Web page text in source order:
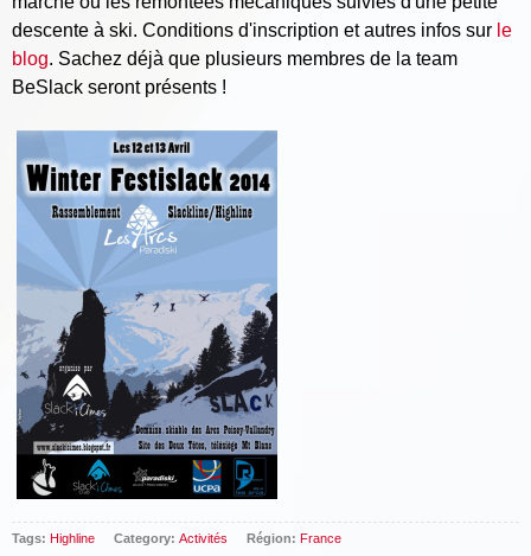
descente à ski. Conditions d'inscription et autres infos sur le
blog. Sachez déjà que plusieurs membres de la team
BeSlack seront présents !
Tags: Highline Category: Activités Région: France